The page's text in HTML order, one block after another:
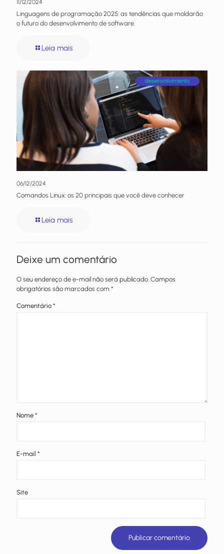
11/12/2024
Linguagens de programação 2025: as tendências que moldarão
o futuro do desenvolvimento de software
Leia mais
06/12/2024
Comandos Linux: os 20 principais que você deve conhecer
Leia mais
Deixe um comentário
O seu endereço de e-mail não será publicado. Campos
obrigatórios são marcados com *
Comentário *
Nome *
E-mail *
Site